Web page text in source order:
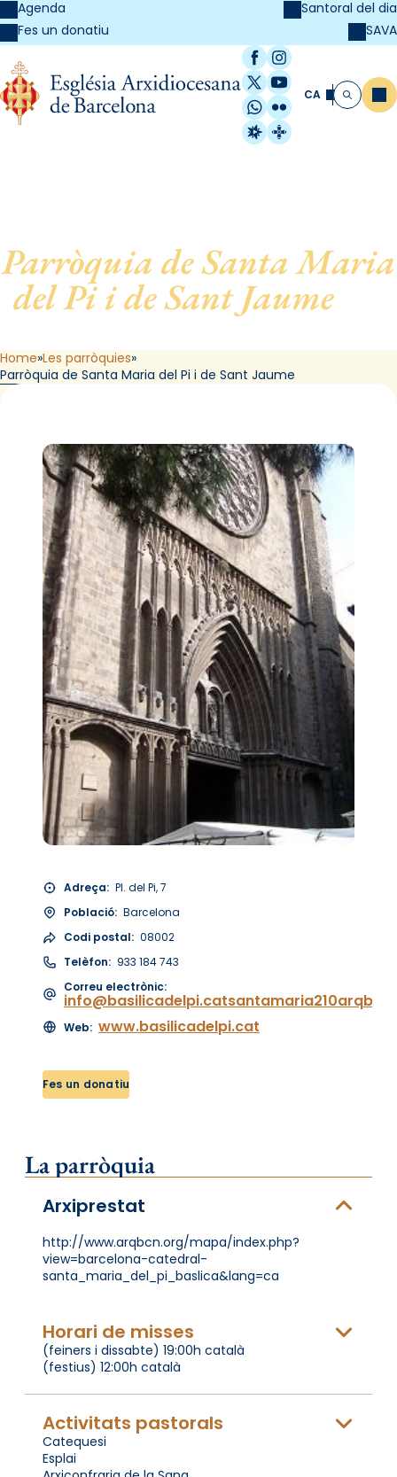
Agenda
Fes un donatiu
Santoral del dia
SAVA
Facebook
Instagram
X / Twitter
YouTube
WhatsApp
Flickr
Radio Estel
Catalunya
CA Cerca
Parròquia de Santa Maria
del Pi i de Sant Jaume
Barcelona
Home Les parròquies
Parròquia de Santa Maria del Pi i de Sant Jaume
Adreça: Pl. del Pi, 7
Població: Barcelona
Codi postal: 08002
Telèfon: 933 184 743
Correu electrònic:
Web: www.basilicadelpi.cat
Fes un donatiu
La parròquia
Arxiprestat
http://www.arqbcn.org/mapa/index.php?
view=barcelona-catedral-
santa_maria_del_pi_baslica&lang=ca
Horari de misses
(feiners i dissabte) 19:00h català
(festius) 12:00h català
Activitats pastorals
Catequesi
Esplai